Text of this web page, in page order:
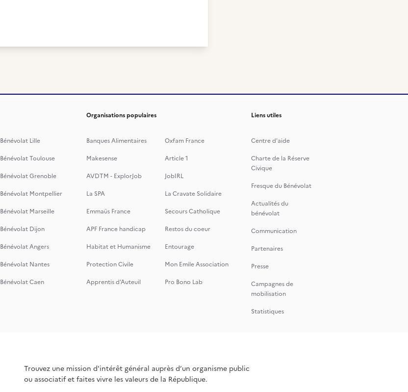
Bénévolat Lille
Bénévolat Toulouse
Bénévolat Grenoble
Bénévolat Montpellier
Bénévolat Marseille
Bénévolat Dijon
Bénévolat Angers
Bénévolat Nantes
Bénévolat Caen
Organisations populaires
Banques Alimentaires
Oxfam France
Makesense
Article 1
AVDTM - ExplorJob
JobIRL
La SPA
La Cravate Solidaire
Emmaüs France
Secours Catholique
APF France handicap
Restos du coeur
Habitat et Humanisme
Entourage
Protection Civile
Mon Emile Association
Apprentis d’Auteuil
Pro Bono Lab
Liens utiles
Centre d'aide
Charte de la Réserve
Civique
Fresque du Bénévolat
Actualités du
bénévolat
Communication
Partenaires
Presse
Campagnes de
mobilisation
Statistiques
Trouvez une mission d'intérêt général auprès d’un organisme public
ou associatif et faites vivre les valeurs de la République.